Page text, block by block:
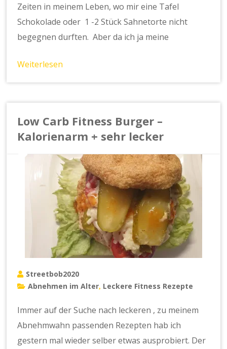
Zeiten in meinem Leben, wo mir eine Tafel
Schokolade oder 1 -2 Stück Sahnetorte nicht
begegnen durften. Aber da ich ja meine
Weiterlesen
Low Carb Fitness Burger –
Kalorienarm + sehr lecker
Streetbob2020
Abnehmen im Alter Leckere Fitness Rezepte
Immer auf der Suche nach leckeren , zu meinem
Abnehmwahn passenden Rezepten hab ich
gestern mal wieder selber etwas ausprobiert. Der